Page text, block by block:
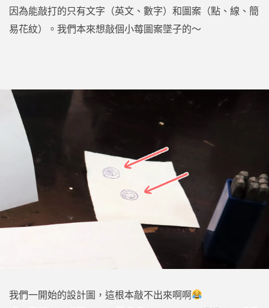
因為能敲打的只有文字（英文、數字）和圖案（點、線、簡
易花紋）。我們本來想敲個小莓圖案墜子的～
我們一開始的設計圖，這根本敲不出來啊啊